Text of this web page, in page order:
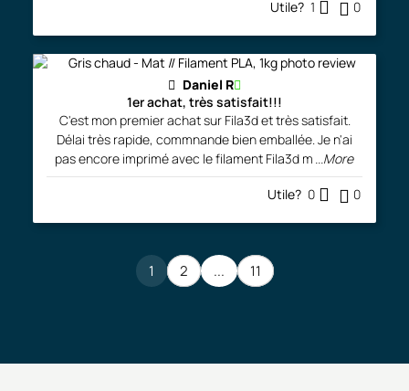
Utile? 1 0
Daniel R
1er achat, très satisfait!!!
C'est mon premier achat sur Fila3d et très satisfait.
Délai très rapide, commnande bien emballée. Je n'ai
pas encore imprimé avec le filament Fila3d m ...More
Utile? 0 0
1 2 ... 11